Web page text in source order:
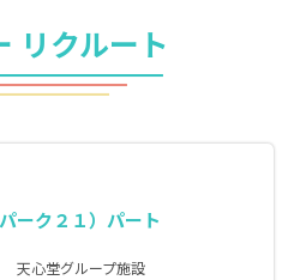
リクルート
ーク２１）パート
天心堂グループ施設